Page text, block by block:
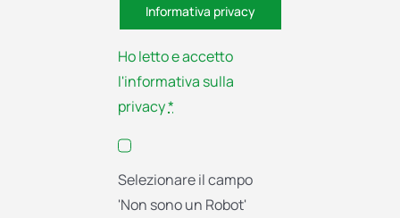
Informativa privacy
Ho letto e accetto
l'informativa sulla
privacy*
Selezionare il campo
'Non sono un Robot'